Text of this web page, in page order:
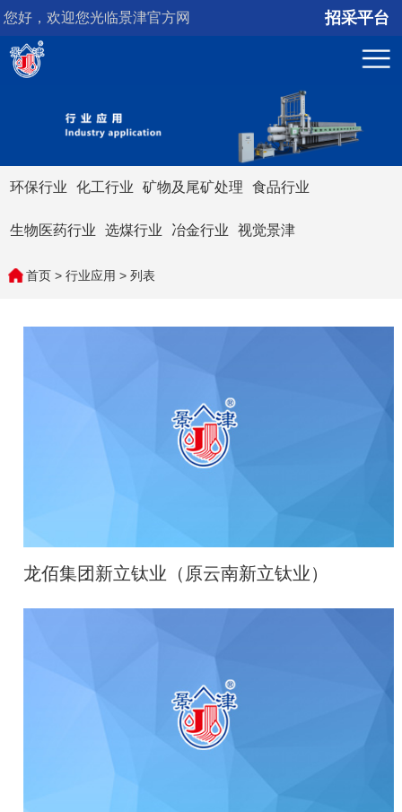
您好，欢迎您光临景津官方网
站！
招采平台
环保行业 化工行业 矿物及尾矿处理 食品行业
生物医药行业 选煤行业 冶金行业 视觉景津
首页> 行业应用 > 列表
龙佰集团新立钛业（原云南新立钛业）